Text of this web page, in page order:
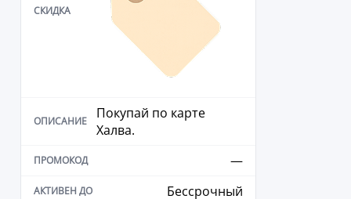
Покупай по карте
Халва.
—
Бессрочный